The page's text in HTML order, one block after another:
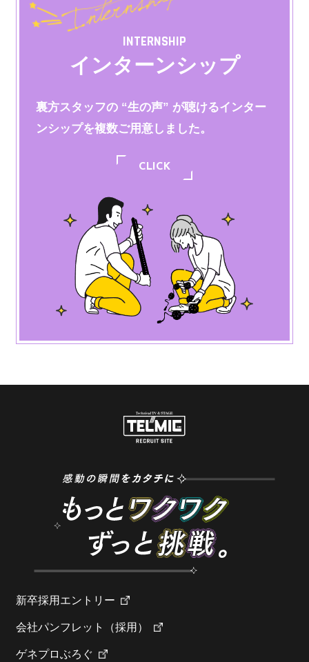
INTERNSHIP
インターンシップ
裏方スタッフの “生の声” が聴けるインター
ンシップを複数ご用意しました。
CLICK
新卒採用エントリー
会社パンフレット（採用）
ゲネプロぶろぐ